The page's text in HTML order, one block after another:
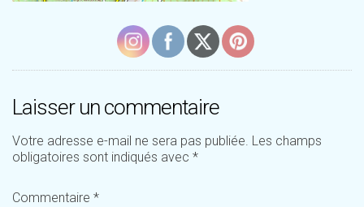
Laisser un commentaire
Votre adresse e-mail ne sera pas publiée. Les champs
obligatoires sont indiqués avec *
Commentaire *